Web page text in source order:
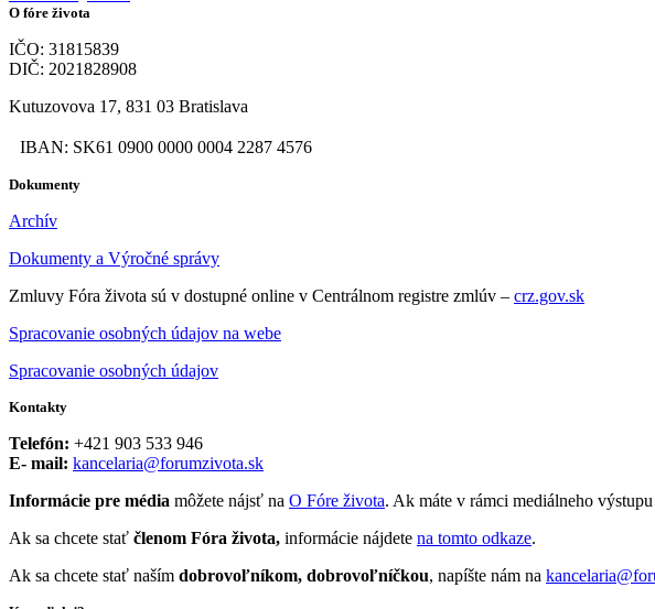
O fóre života
IČO: 31815839
DIČ: 2021828908
Kutuzovova 17, 831 03 Bratislava
IBAN: SK61 0900 0000 0004 2287 4576
Dokumenty
Archív
Dokumenty a Výročné správy
Zmluvy Fóra života sú v dostupné online v Centrálnom registre zmlúv – crz.gov.sk
Spracovanie osobných údajov na webe
Spracovanie osobných údajov
Kontakty
Telefón: +421 903 533 946
E- mail: kancelaria@forumzivota.sk
Informácie pre média môžete nájsť na O Fóre života. Ak máte v rámci mediálneho
Ak sa chcete stať členom Fóra života, informácie nájdete na tomto odkaze.
Ak sa chcete stať naším dobrovoľníkom, dobrovoľníčkou, napíšte nám na